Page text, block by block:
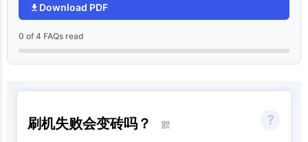
Download PDF
0 of 4 FAQs read
刷机失败会变砖吗？